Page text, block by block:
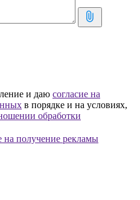
и даю согласие на
в порядке и на условиях,
обработки
на получение рекламы